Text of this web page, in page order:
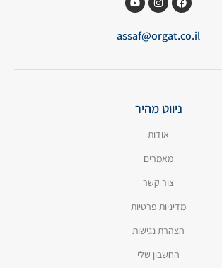
assaf@orgat.co.il
ניווט מהיר
אודות
מאמרים
צור קשר
מדיניות פרטיות
הצהרת נגישות
החשבון שלי